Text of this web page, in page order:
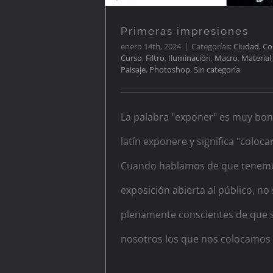
Primeras impresiones
enero 14th, 2024 | Categorías: Ciudad,
Curso, Filtro, Iluminación, Macro, Material,
Paisaje, Photoshop, Sin categoría
La palabra "exponer" es muy
latín exponere y significa
Cuando hablamos de que
exposición abierta al público, no
plenamente conscientes de que
nosotros los que nos colocamos